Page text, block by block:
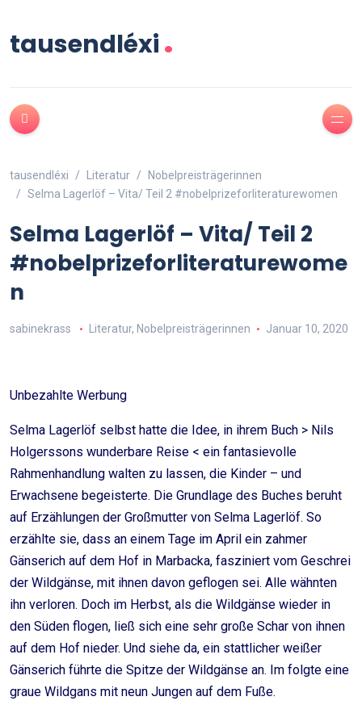
tausendléxi.
tausendléxi Literatur
Nobelpreisträgerinnen
Selma Lagerlöf – Vita/ Teil 2 #nobelprizeforliteraturewomen
Selma Lagerlöf – Vita/ Teil 2
#nobelprizeforliteraturewome
n
sabinekrass Literatur, Nobelpreisträgerinnen Januar 10, 2020
Unbezahlte Werbung
Selma Lagerlöf selbst hatte die Idee, in ihrem Buch > Nils
Holgerssons wunderbare Reise < ein fantasievolle
Rahmenhandlung walten zu lassen, die Kinder – und
Erwachsene begeisterte. Die Grundlage des Buches beruht
auf Erzählungen der Großmutter von Selma Lagerlöf. So
erzählte sie, dass an einem Tage im April ein zahmer
Gänserich auf dem Hof in Marbacka, fasziniert vom Geschrei
der Wildgänse, mit ihnen davon geflogen sei. Alle wähnten
ihn verloren. Doch im Herbst, als die Wildgänse wieder in
den Süden flogen, ließ sich eine sehr große Schar von ihnen
auf dem Hof nieder. Und siehe da, ein stattlicher weißer
Gänserich führte die Spitze der Wildgänse an. Im folgte eine
graue Wildgans mit neun Jungen auf dem Fuße.